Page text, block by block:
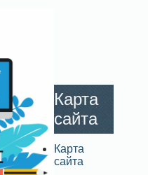
Карта
сайта
Карта
сайта